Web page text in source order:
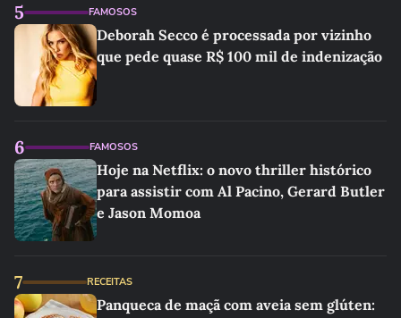
5 FAMOSOS
Deborah Secco é processada por vizinho
que pede quase R$ 100 mil de indenização
6 FAMOSOS
Hoje na Netflix: o novo thriller histórico
para assistir com Al Pacino, Gerard Butler
e Jason Momoa
7 RECEITAS
Panqueca de maçã com aveia sem glúten: